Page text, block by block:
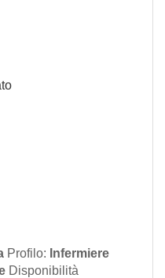
Profilo: Infermiere
Disponibilità